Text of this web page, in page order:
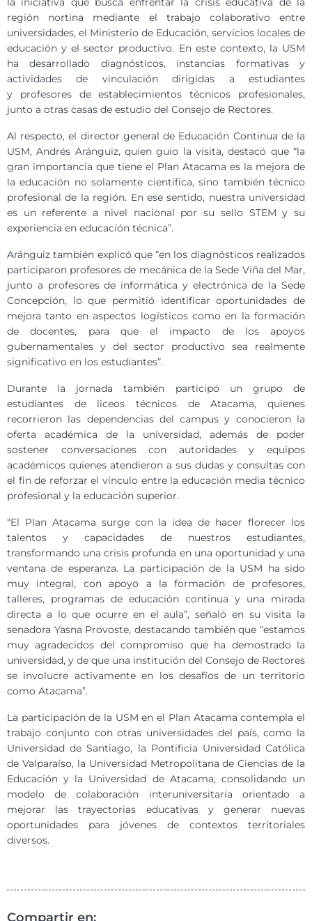
región nortina mediante el trabajo colaborativo entre
universidades, el Ministerio de Educación, servicios locales de
educación y el sector productivo. En este contexto, la USM
ha desarrollado diagnósticos, instancias formativas y
actividades de vinculación dirigidas a estudiantes
y profesores de establecimientos técnicos profesionales,
junto a otras casas de estudio del Consejo de Rectores.
Al respecto, el director general de Educación Continua de la
USM, Andrés Aránguiz, quien guio la visita, destacó que “la
gran importancia que tiene el Plan Atacama es la mejora de
la educación no solamente científica, sino también técnico
profesional de la región. En ese sentido, nuestra universidad
es un referente a nivel nacional por su sello STEM y su
experiencia en educación técnica”.
Aránguiz también explicó que “en los diagnósticos realizados
participaron profesores de mecánica de la Sede Viña del Mar,
junto a profesores de informática y electrónica de la Sede
Concepción, lo que permitió identificar oportunidades de
mejora tanto en aspectos logísticos como en la formación
de docentes, para que el impacto de los apoyos
gubernamentales y del sector productivo sea realmente
significativo en los estudiantes”.
Durante la jornada también participó un grupo de
estudiantes de liceos técnicos de Atacama, quienes
recorrieron las dependencias del campus y conocieron la
oferta académica de la universidad, además de poder
sostener conversaciones con autoridades y equipos
académicos quienes atendieron a sus dudas y consultas con
el fin de reforzar el vínculo entre la educación media técnico
profesional y la educación superior.
“El Plan Atacama surge con la idea de hacer florecer los
talentos y capacidades de nuestros estudiantes,
transformando una crisis profunda en una oportunidad y una
ventana de esperanza. La participación de la USM ha sido
muy integral, con apoyo a la formación de profesores,
talleres, programas de educación continua y una mirada
directa a lo que ocurre en el aula”, señaló en su visita la
senadora Yasna Provoste, destacando también que “estamos
muy agradecidos del compromiso que ha demostrado la
universidad, y de que una institución del Consejo de Rectores
se involucre activamente en los desafíos de un territorio
como Atacama”.
La participación de la USM en el Plan Atacama contempla el
trabajo conjunto con otras universidades del país, como la
Universidad de Santiago, la Pontificia Universidad Católica
de Valparaíso, la Universidad Metropolitana de Ciencias de la
Educación y la Universidad de Atacama, consolidando un
modelo de colaboración interuniversitaria orientado a
mejorar las trayectorias educativas y generar nuevas
oportunidades para jóvenes de contextos territoriales
diversos.
Compartir en: